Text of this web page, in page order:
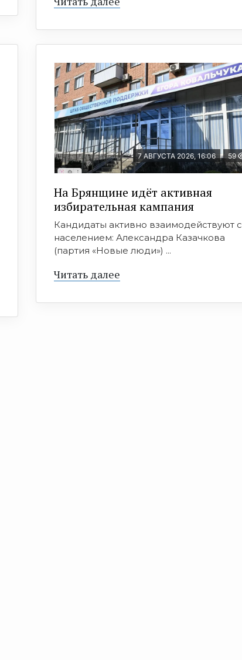
7 АВГУСТА 2026, 16:06 59
На Брянщине идёт активная
избирательная кампания
Кандидаты активно взаимодействуют с
населением: Александра Казачкова
(партия «Новые люди») ...
Читать далее